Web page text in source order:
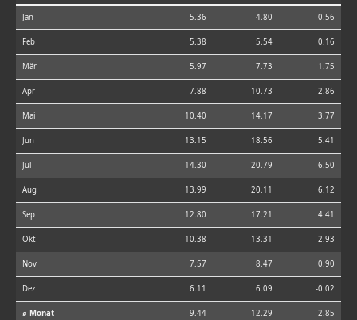
Jan 5.36 4.80 -0.56
Feb 5.38 5.54 0.16
Mär 5.97 7.73 1.75
Apr 7.88 10.73 2.86
Mai 10.40 14.17 3.77
Jun 13.15 18.56 5.41
Jul 14.30 20.79 6.50
Aug 13.99 20.11 6.12
Sep 12.80 17.21 4.41
Okt 10.38 13.31 2.93
Nov 7.57 8.47 0.90
Dez 6.11 6.09 -0.02
⌀ Monat 9.44 12.29 2.85